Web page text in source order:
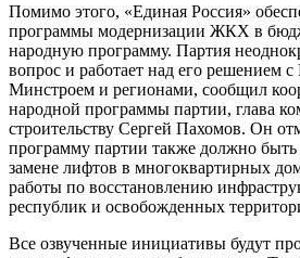
Помимо этого, «Единая Россия»
программы модернизации ЖКХ в
народную программу. Партия
вопрос и работает над его решением
Минстроем и регионами, сообщил
народной программы партии, глава
строительству Сергей Пахомов. Он
программу партии также должно
замене лифтов в многоквартирных
работы по восстановлению
республик и освобожденных
Все озвученные инициативы будут